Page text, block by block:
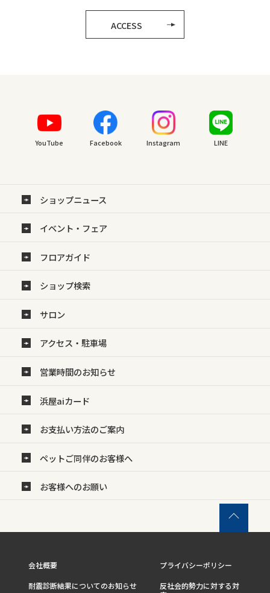
ACCESS
YouTube Facebook Instagram LINE
ショップニュース
イベント・フェア
フロアガイド
ショップ検索
サロン
アクセス・駐車場
営業時間のお知らせ
浜屋aiカード
お支払い方法のご案内
ペットご同伴のお客様へ
お客様へのお願い
会社概要
プライバシーポリシー
耐震診断結果についてのお知らせ
反社会的勢力に対する対